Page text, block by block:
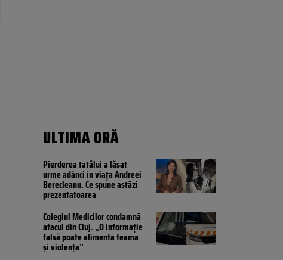
ULTIMA ORĂ
Pierderea tatălui a lăsat
urme adânci în viața Andreei
Berecleanu. Ce spune astăzi
prezentatoarea
Colegiul Medicilor condamnă
atacul din Cluj. „O informație
falsă poate alimenta teama
și violența”